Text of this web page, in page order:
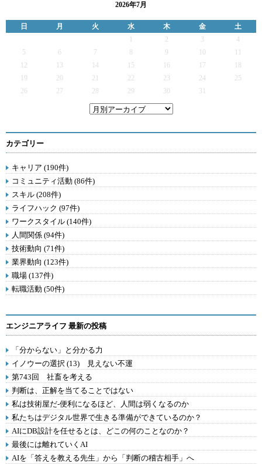
2026年7月
日 月 火 水 木 金
土
2 3
4
5
6 7 9
12
13 14 15 16 17
19
20 21 22 23 24
25
26
27 28 29 30 31
カテゴリー
キャリア (190件)
コミュニティ活動 (86件)
スキル (208件)
ライフハック (97件)
ワークスタイル (140件)
人間関係 (94件)
技術動向 (71件)
業界動向 (123件)
職場 (137件)
転職活動 (50件)
エンジニアライフ 最新の投稿
「分からない」と分かる力
イノウーの選択 (13) 見えない不運
第743回 社畜を考える
判断は、正解を当てることではない
私は技術屋だ-便利になるほど、人間は弱くなるのか
私たちはデジタル世界で生きる準備ができているのか？
AIにDB設計を任せるとは、どこの何のことなのか？
最後には離れていくAI
AIを「答えを教える先生」から「判断の稽古相手」へ